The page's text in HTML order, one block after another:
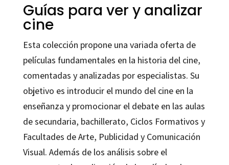
Guías para ver y analizar
cine
Esta colección propone una variada oferta de
películas fundamentales en la historia del cine,
comentadas y analizadas por especialistas. Su
objetivo es introducir el mundo del cine en la
enseñanza y promocionar el debate en las aulas
de secundaria, bachillerato, Ciclos Formativos y
Facultades de Arte, Publicidad y Comunicación
Visual. Además de los análisis sobre el